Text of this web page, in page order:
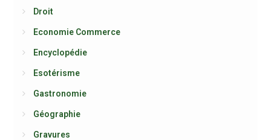
Droit
Economie Commerce
Encyclopédie
Esotérisme
Gastronomie
Géographie
Gravures